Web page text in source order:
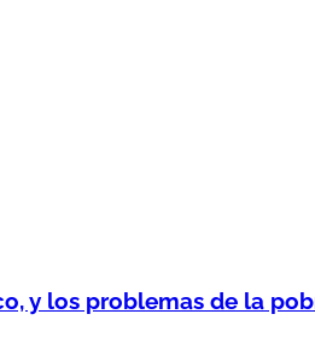
y los problemas de la